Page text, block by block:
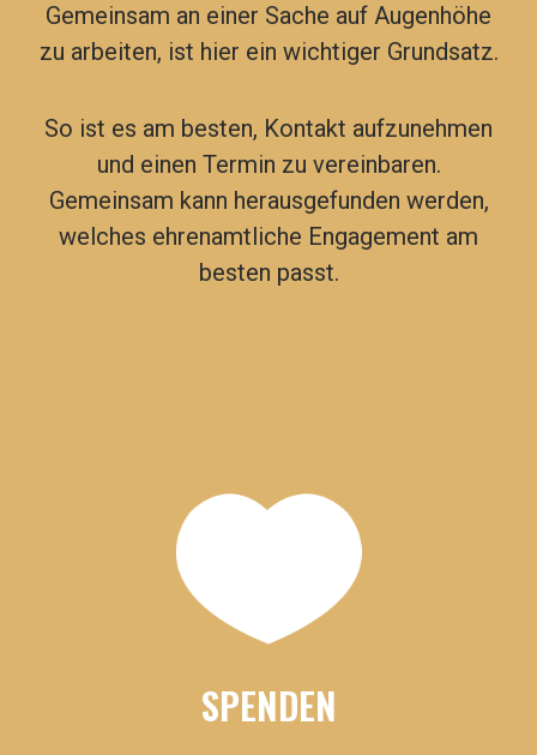
Gemeinsam an einer Sache auf Augenhöhe
zu arbeiten, ist hier ein wichtiger Grundsatz.
So ist es am besten, Kontakt aufzunehmen
und einen Termin zu vereinbaren.
Gemeinsam kann herausgefunden werden,
welches ehrenamtliche Engagement am
besten passt.
SPENDEN